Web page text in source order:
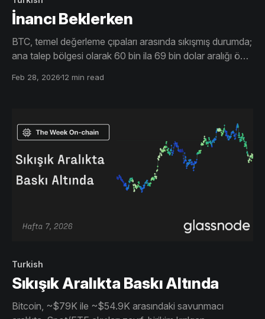
İnancı Beklerken
BTC, temel değerleme çıpaları arasında sıkışmış durumda;
ana talep bölgesi olarak 60 bin ila 69 bin dolar aralığı öne
akışları negatif seyrediyor ve kaldıraç sıfırlandı. Piyasa
Feb 28, 202612 min read
Turkish
Sıkışık Aralıkta Baskı Altında
Bitcoin, ~$79K ile ~$54.9K arasındaki savunmacı